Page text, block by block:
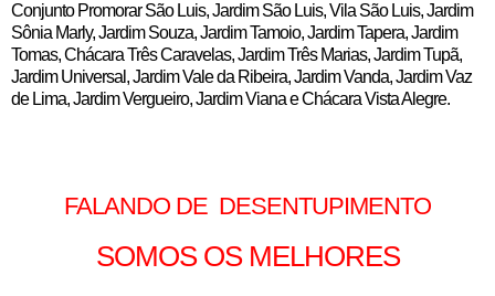
Conjunto Promorar São Luis, Jardim São Luis, Vila São Luis, Jardim
Sônia Marly, Jardim Souza, Jardim Tamoio, Jardim Tapera, Jardim
Tomas, Chácara Três Caravelas, Jardim Três Marias, Jardim Tupã,
Jardim Universal, Jardim Vale da Ribeira, Jardim Vanda, Jardim Vaz
de Lima, Jardim Vergueiro, Jardim Viana e Chácara Vista Alegre.
FALANDO DE DESENTUPIMENTO
SOMOS OS MELHORES